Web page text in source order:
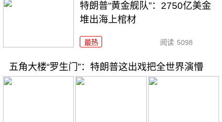
特朗普“黄金舰队”：2750亿美金
堆出海上棺材
最热 阅读 5098
五角大楼“罗生门”：特朗普这出戏把全世界演懵